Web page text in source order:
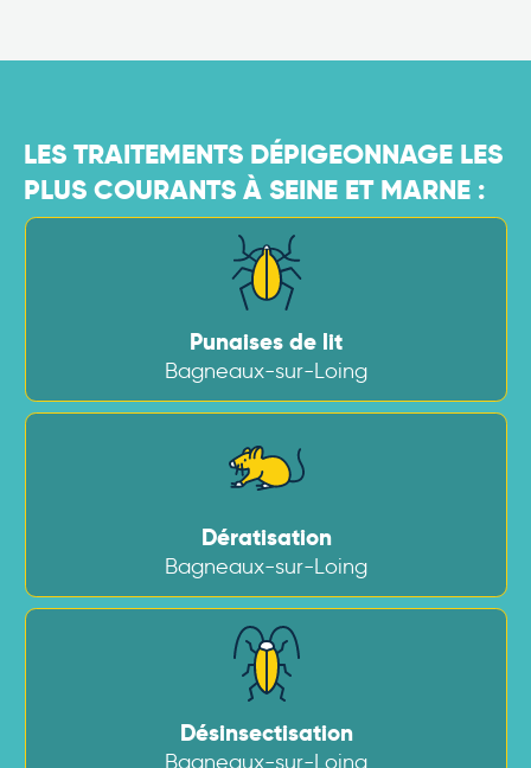
LES TRAITEMENTS DÉPIGEONNAGE LES
PLUS COURANTS À SEINE ET MARNE :
Punaises de lit
Bagneaux-sur-Loing
Dératisation
Bagneaux-sur-Loing
Désinsectisation
Bagneaux-sur-Loing